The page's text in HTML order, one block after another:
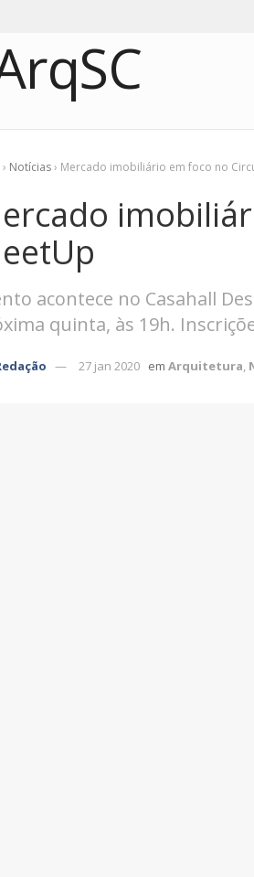
› Notícias› Mercado imobiliário em foco no
acontece no Casahall
quinta, às 19h.
27 jan 2020 em Arquitetura